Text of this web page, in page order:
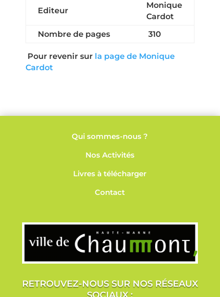
Editeur
Monique
Cardot
Nombre de pages
310
Pour revenir sur la page de Monique
Cardot
Qui sommes-nous ?
Nos Activités
Livres à télécharger
Contact
RETROUVEZ-NOUS SUR NOS RÉSEAUX